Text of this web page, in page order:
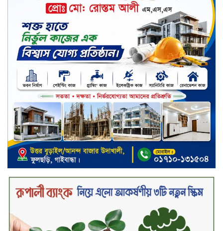
দীর্ঘস্থায়ী ৭,৫০০ এমএএইচ ব্যাটারি
এবং শক্তিশালী গরিলা গ্লাস ৭আই সুরক্ষা
নিয়ে শাওমি উন্মোচন করল নতুন রেডমি
১৭
খালেদা জিয়ার গাড়ীতে হামলাকারী
রুবেলের গোত্রীয় সন্ত্রাসীদের গ্রেফতারের
দাবি
ক্যাশলেস বাংলাদেশ বিনির্মাণে
ইসলামী ব্যাংকের উদ্যোগে বাংলা
কিউআর নিয়ে বিশিষ্ট আলেমদের সঙ্গে
মতবিনিময় সভা অনুষ্ঠিত
‘শেখ হাসিনা ডিসেম্বরে ফিরলে গণহত্যার
দায় নিয়ে কারাগারে যাবেন,’ আইনমন্ত্রী
মধ্যরাতে শাহজালাল বিমানবন্দরের
বলাকা লাউঞ্জে অগ্নিকাণ্ড